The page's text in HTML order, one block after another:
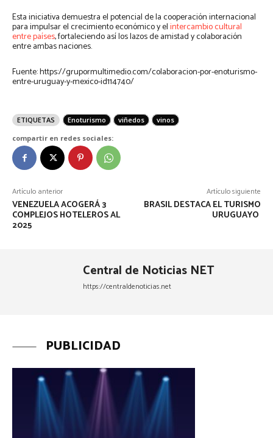
Esta iniciativa demuestra el potencial de la cooperación internacional
para impulsar el crecimiento económico y elintercambio cultural
entre países, fortaleciendo así los lazos de amistad y colaboración
entre ambas naciones.
Fuente: https://grupormultimedio.com/colaboracion-por-enoturismo-
entre-uruguay-y-mexico-id114740/
ETIQUETAS Enoturismo viñedos
vinos
compartir en redes sociales:
Artículo anterior
VENEZUELA ACOGERÁ 3
COMPLEJOS HOTELEROS AL
2025
Artículo siguiente
BRASIL DESTACA EL TURISMO
URUGUAYO
Central de Noticias NET
https://centraldenoticias.net
PUBLICIDAD